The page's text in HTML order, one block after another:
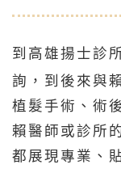
到高雄揚士診
詢，到後來與
植髮手術、術
賴醫師或診所
都展現專業、